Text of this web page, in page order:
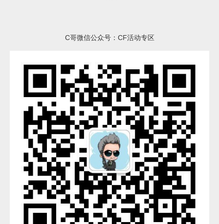
C哥微信公众号：CF活动专区